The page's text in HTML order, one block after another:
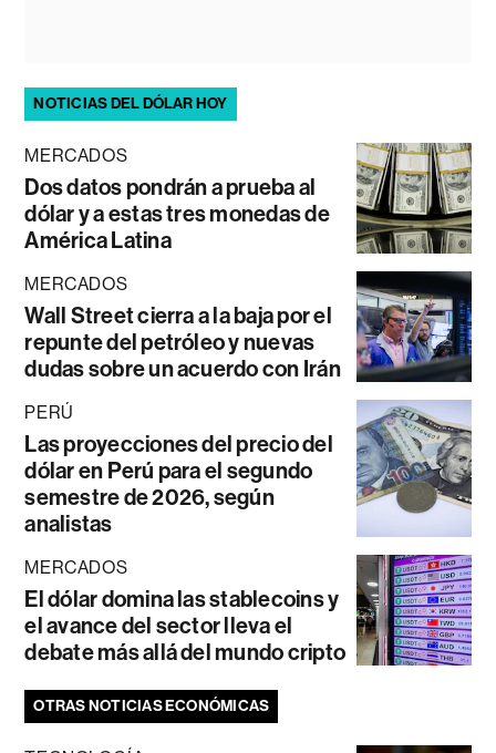
NOTICIAS DEL DÓLAR HOY
MERCADOS
Dos datos pondrán a prueba al
dólar y a estas tres monedas de
América Latina
MERCADOS
Wall Street cierra a la baja por el
repunte del petróleo y nuevas
dudas sobre un acuerdo con Irán
PERÚ
Las proyecciones del precio del
dólar en Perú para el segundo
semestre de 2026, según
analistas
MERCADOS
El dólar domina las stablecoins y
el avance del sector lleva el
debate más allá del mundo cripto
OTRAS NOTICIAS ECONÓMICAS